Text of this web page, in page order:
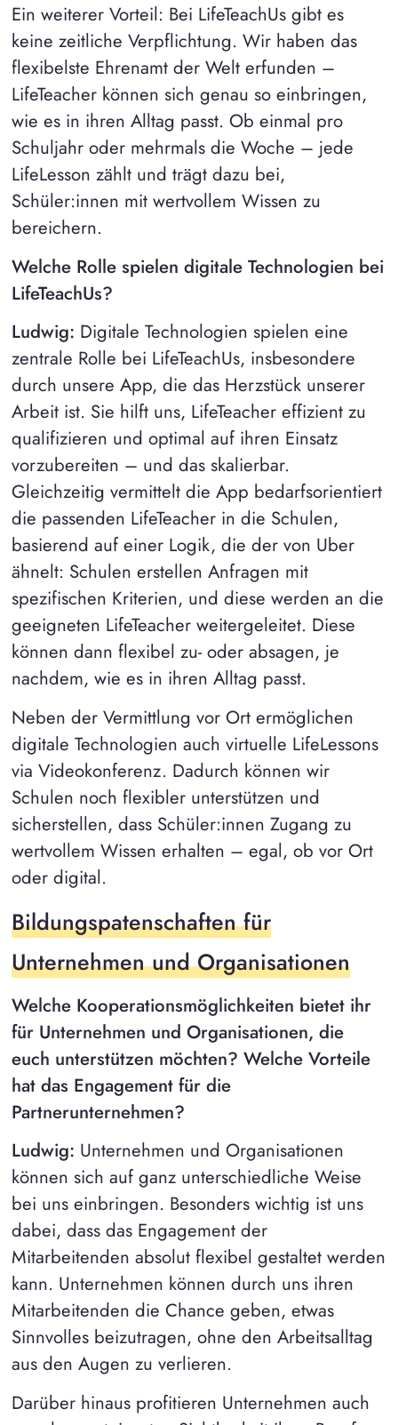
Ein weiterer Vorteil: Bei LifeTeachUs gibt es
keine zeitliche Verpflichtung. Wir haben das
flexibelste Ehrenamt der Welt erfunden –
LifeTeacher können sich genau so einbringen,
wie es in ihren Alltag passt. Ob einmal pro
Schuljahr oder mehrmals die Woche – jede
LifeLesson zählt und trägt dazu bei,
Schüler:innen mit wertvollem Wissen zu
bereichern.
Welche Rolle spielen digitale Technologien bei
LifeTeachUs?
Ludwig: Digitale Technologien spielen eine
zentrale Rolle bei LifeTeachUs, insbesondere
durch unsere App, die das Herzstück unserer
Arbeit ist. Sie hilft uns, LifeTeacher effizient zu
qualifizieren und optimal auf ihren Einsatz
vorzubereiten – und das skalierbar.
Gleichzeitig vermittelt die App bedarfsorientiert
die passenden LifeTeacher in die Schulen,
basierend auf einer Logik, die der von Uber
ähnelt: Schulen erstellen Anfragen mit
spezifischen Kriterien, und diese werden an die
geeigneten LifeTeacher weitergeleitet. Diese
können dann flexibel zu- oder absagen, je
nachdem, wie es in ihren Alltag passt.
Neben der Vermittlung vor Ort ermöglichen
digitale Technologien auch virtuelle LifeLessons
via Videokonferenz. Dadurch können wir
Schulen noch flexibler unterstützen und
sicherstellen, dass Schüler:innen Zugang zu
wertvollem Wissen erhalten – egal, ob vor Ort
oder digital.
Bildungspatenschaften für
Unternehmen und Organisationen
Welche Kooperationsmöglichkeiten bietet ihr
für Unternehmen und Organisationen, die
euch unterstützen möchten? Welche Vorteile
hat das Engagement für die
Partnerunternehmen?
Ludwig: Unternehmen und Organisationen
können sich auf ganz unterschiedliche Weise
bei uns einbringen. Besonders wichtig ist uns
dabei, dass das Engagement der
Mitarbeitenden absolut flexibel gestaltet werden
kann. Unternehmen können durch uns ihren
Mitarbeitenden die Chance geben, etwas
Sinnvolles beizutragen, ohne den Arbeitsalltag
aus den Augen zu verlieren.
Darüber hinaus profitieren Unternehmen auch